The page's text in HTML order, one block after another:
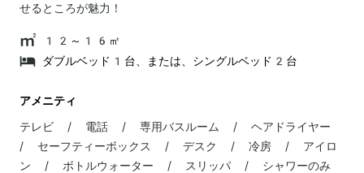
せるところが魅力！
12～16㎡
ダブルベッド1台、または、シングルベッド2台
アメニティ
テレビ / 電話 / 専用バスルーム / ヘアドライヤー
/ セーフティーボックス / デスク / 冷房 / アイロ
ン / ボトルウォーター / スリッパ / シャワーのみ